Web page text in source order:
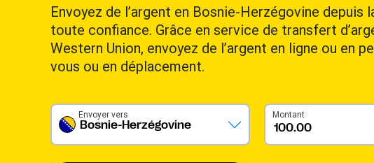
Envoyez de l’argent en Bosnie-Herzégovine depuis
toute confiance. Grâce en service de transfert
Western Union, envoyez de l’argent en ligne ou en
vous ou en déplacement.
Bosnie-Herzégovine
Envoyer vers Montant